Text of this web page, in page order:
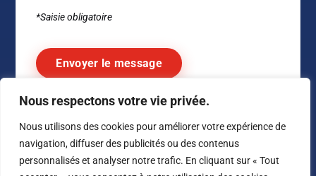
Nous respectons votre vie privée.
Nous utilisons des cookies pour améliorer votre expérience de
navigation, diffuser des publicités ou des contenus
personnalisés et analyser notre trafic. En cliquant sur « Tout
*Saisie obligatoire
Alternative: